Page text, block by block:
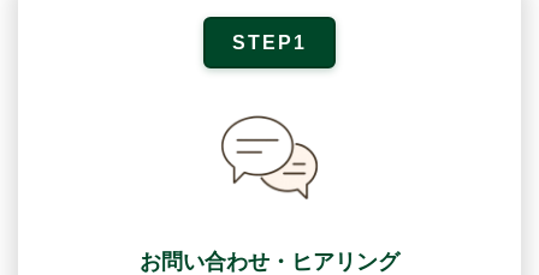
STEP1
お問い合わせ・ヒアリング